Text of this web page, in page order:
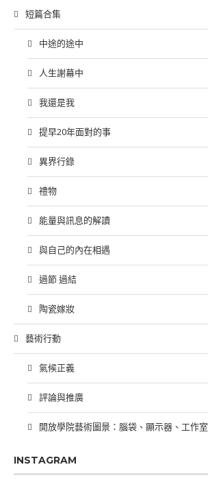
短篇合集
中途的途中
人生謝幕中
我還是我
提早20年面對的事
異界行錄
禮物
能量與訊息的解讀
與自己的內在相遇
過節 過結
陶瓷嫁妝
藝術行動
氣候正義
評論與推廣
開放學院藝術圖景：腦袋、顯示器、工作室
INSTAGRAM